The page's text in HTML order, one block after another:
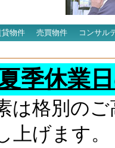
物件 売買物件
コンサル
季休業
は格別の
上げます。